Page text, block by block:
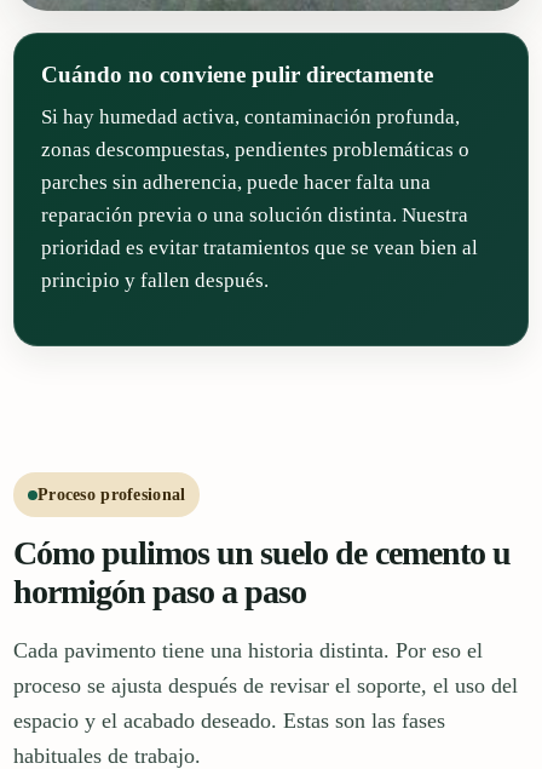
Cuándo no conviene pulir directamente
Si hay humedad activa, contaminación profunda,
zonas descompuestas, pendientes problemáticas o
parches sin adherencia, puede hacer falta una
reparación previa o una solución distinta. Nuestra
prioridad es evitar tratamientos que se vean bien al
principio y fallen después.
Proceso profesional
Cómo pulimos un suelo de cemento u
hormigón paso a paso
Cada pavimento tiene una historia distinta. Por eso el
proceso se ajusta después de revisar el soporte, el uso del
espacio y el acabado deseado. Estas son las fases
habituales de trabajo.